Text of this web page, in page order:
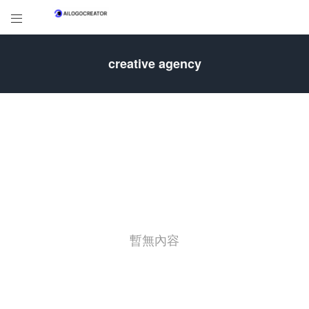

creative agency
暫無內容